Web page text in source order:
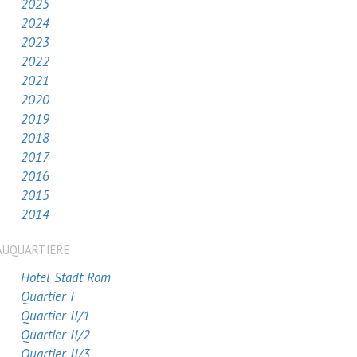
2025
2024
2023
2022
2021
2020
2019
2018
2017
2016
2015
2014
Hotel Stadt Rom
Quartier I
Quartier II/1
Quartier II/2